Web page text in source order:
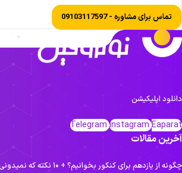
تماس برای مشاوره - 09103117597
اپلیکیشن
TelegramInstagram
مقالات
از یازدهم برای کنکور بخوانیم؟ + ۱۰ نکته که نمیدونی